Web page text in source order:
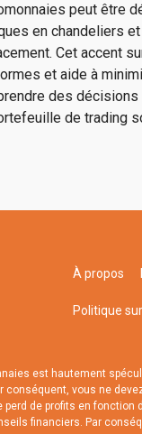
peut être
en chandeliers
Cet accent
et aide à
des
de trading
À propos
Politique
est hautement
vous ne
de profits en
financiers. Par